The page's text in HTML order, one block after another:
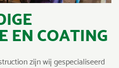
EN COATING
zijn wij gespecialiseerd